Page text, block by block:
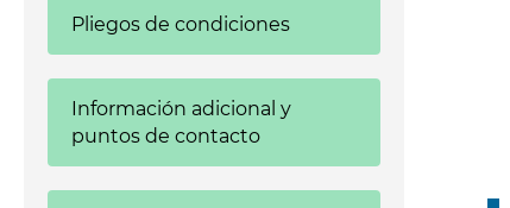
Pliegos de condiciones
Información adicional y
puntos de contacto